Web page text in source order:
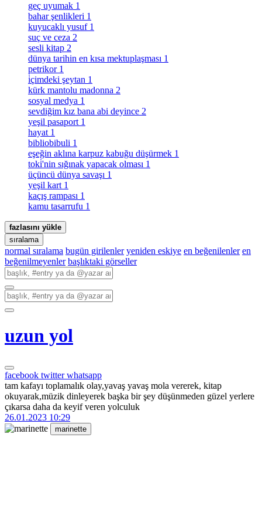
geç uyumak 1
bahar şenlikleri 1
kuyucaklı yusuf 1
suç ve ceza 2
sesli kitap 2
dünya tarihin en kısa mektuplaşması 1
petrikor 1
i̇çimdeki şeytan 1
kürk mantolu madonna 2
sosyal medya 1
sevdiğim kız bana abi deyince 2
yeşil pasaport 1
hayat 1
bibliobibuli 1
eşeğin aklına karpuz kabuğu düşürmek 1
toki̇'nin sığınak yapacak olması 1
üçüncü dünya savaşı 1
yeşil kart 1
kaçış rampası 1
kamu tasarrufu 1
fazlasını yükle
sıralama
normal sıralama bugün girilenler yeniden eskiye en beğenilenler en
beğenilmeyenler başlıktaki görseller
uzun yol
facebook twitterwhatsapp
tam kafayı toplamalık olay,yavaş yavaş mola vererek, kitap
okuyarak,müzik dinleyerek başka bir şey düşünmeden güzel yerlere
çıkarsa daha da keyif veren yolculuk
26.01.2023 10:29
marinette